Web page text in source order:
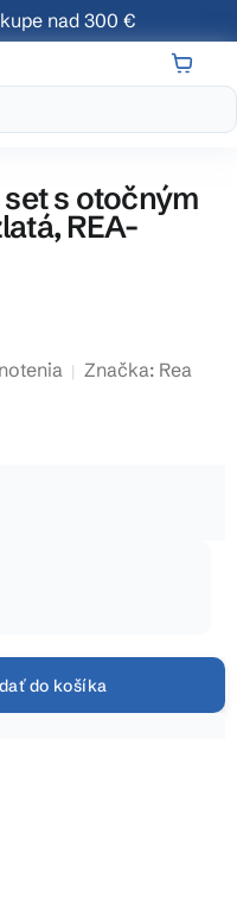
nad 300 €
s otočným
REA-
Značka: Rea
do košíka